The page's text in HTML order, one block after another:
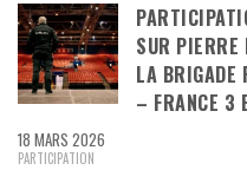
SUR PIERRE
LA BRIGADE
– FRANCE 3
18 MARS 2026
PARTICIPATION